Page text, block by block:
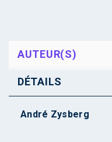
AUTEUR(S)
DÉTAILS
André Zysberg